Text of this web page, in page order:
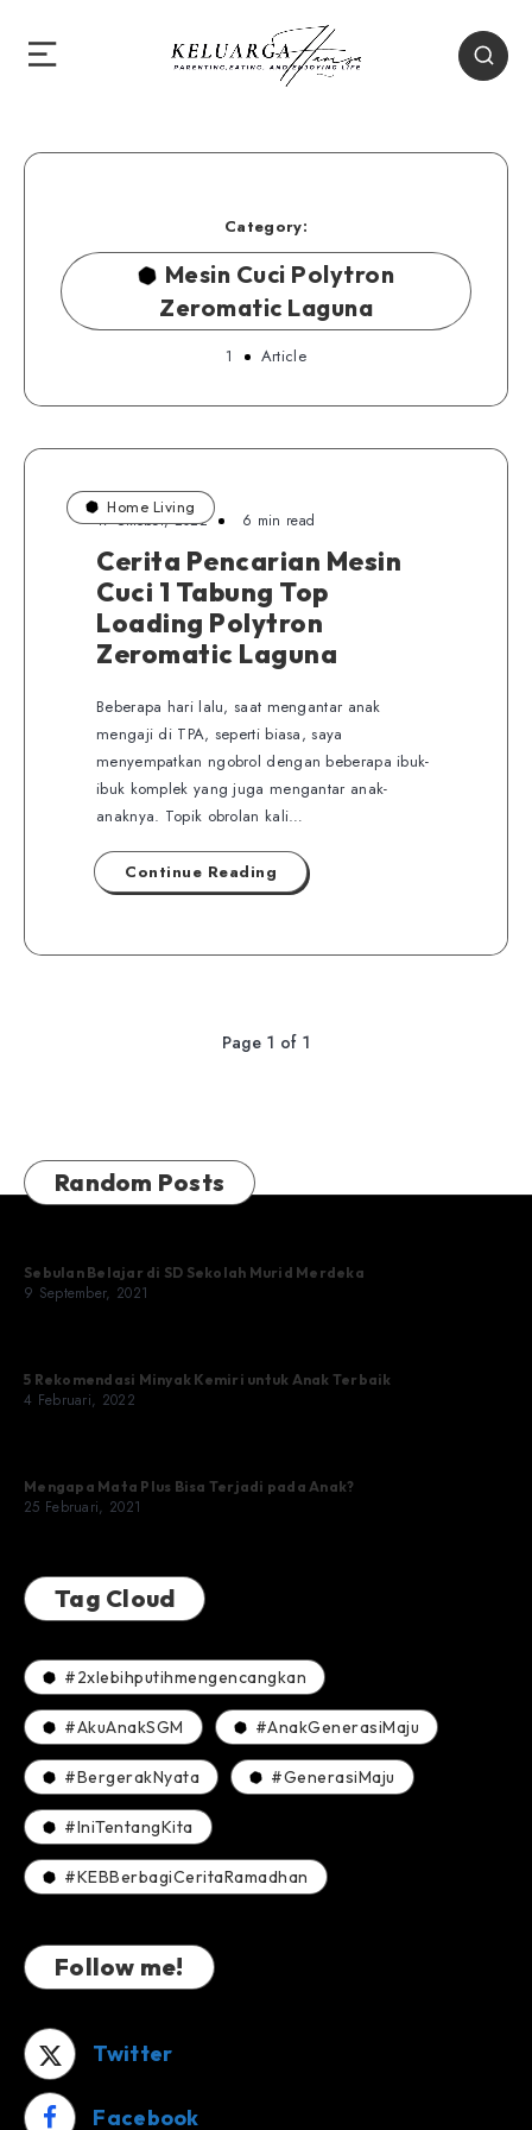
Category:
Mesin Cuci Polytron
Zeromatic Laguna
1 Article
Home Living
17 Oktober, 2022 6 min read
Cerita Pencarian Mesin
Cuci 1 Tabung Top
Loading Polytron
Zeromatic Laguna
Beberapa hari lalu, saat mengantar anak
mengaji di TPA, seperti biasa, saya
menyempatkan ngobrol dengan beberapa ibuk-
ibuk komplek yang juga mengantar anak-
anaknya. Topik obrolan kali…
Continue Reading
Page 1 of 1
Random Posts
Sebulan Belajar di SD Sekolah Murid Merdeka
9 September, 2021
5 Rekomendasi Minyak Kemiri untuk Anak Terbaik
4 Februari, 2022
Mengapa Mata Plus Bisa Terjadi pada Anak?
25 Februari, 2021
Tag Cloud
#2xlebihputihmengencangkan
#AkuAnakSGM #AnakGenerasiMaju
#BergerakNyata #GenerasiMaju
#IniTentangKita
#KEBBerbagiCeritaRamadhan
Follow me!
Twitter
Facebook